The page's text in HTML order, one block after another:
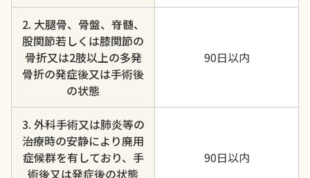
2. 大腿骨、骨盤、脊髄、
股関節若しくは膝関節の
骨折又は2肢以上の多発
骨折の発症後又は手術後
の状態
90日以内
3. 外科手術又は肺炎等の
治療時の安静により廃用
症候群を有しており、手
術後又は発症後の状態
90日以内